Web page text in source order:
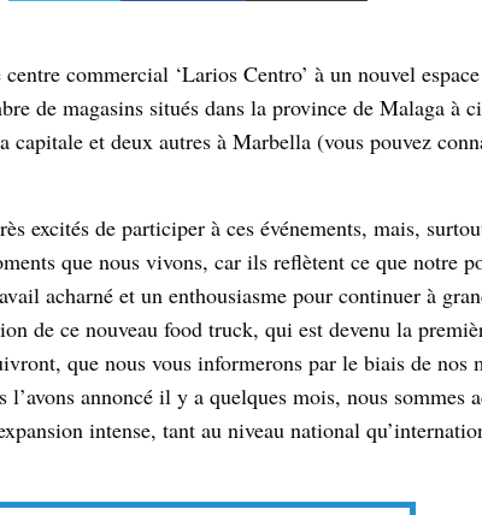
commercial ‘Larios Centro’ à un nouvel
de magasins situés dans la province de Malaga à
capitale et deux autres à Marbella (vous pouvez
excités de participer à ces événements, mais,
que nous vivons, car ils reflètent ce que notre
acharné et un enthousiasme pour continuer à
de ce nouveau food truck, qui est devenu la
que nous vous informerons par le biais de nos
l’avons annoncé il y a quelques mois, nous sommes
intense, tant au niveau national